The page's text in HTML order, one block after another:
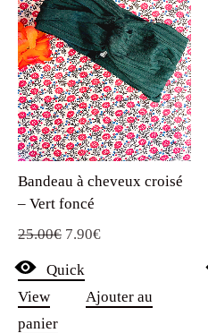
Bandeau à cheveux croisé
– Vert foncé
25.00€ Le
initial
était :
7.90€Le
est :
Quick
View
Ajouter au
panier